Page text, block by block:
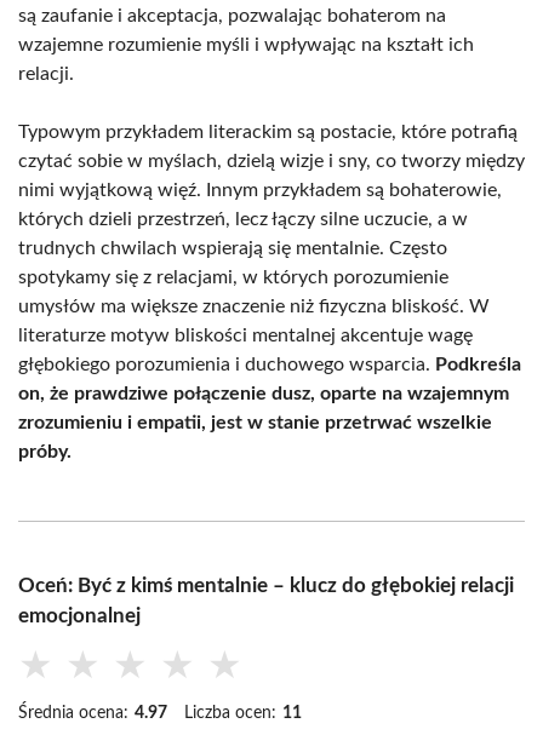
są zaufanie i akceptacja, pozwalając bohaterom na
wzajemne rozumienie myśli i wpływając na kształt ich
relacji.
Typowym przykładem literackim są postacie, które potrafią
czytać sobie w myślach, dzielą wizje i sny, co tworzy między
nimi wyjątkową więź. Innym przykładem są bohaterowie,
których dzieli przestrzeń, lecz łączy silne uczucie, a w
trudnych chwilach wspierają się mentalnie. Często
spotykamy się z relacjami, w których porozumienie
umysłów ma większe znaczenie niż fizyczna bliskość. W
literaturze motyw bliskości mentalnej akcentuje wagę
głębokiego porozumienia i duchowego wsparcia. Podkreśla
on, że prawdziwe połączenie dusz, oparte na wzajemnym
zrozumieniu i empatii, jest w stanie przetrwać wszelkie
próby.
Oceń: Być z kimś mentalnie – klucz do głębokiej relacji
emocjonalnej
★ ★ ★ ★ ★
Średnia ocena: 4.97 Liczba ocen: 11